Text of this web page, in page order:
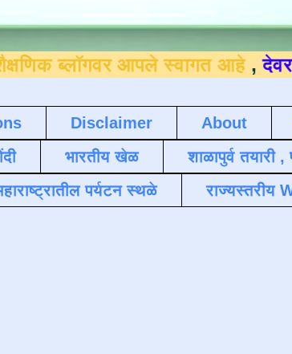
आपले स्वागत आहे ,देवराव जाधव
Disclaimer About
भारतीय खेळ
शाळापुर्व तयारी
पर्यटन स्थळे राज्यस्तरीय